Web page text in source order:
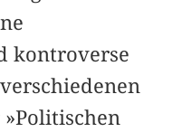
kontroverse